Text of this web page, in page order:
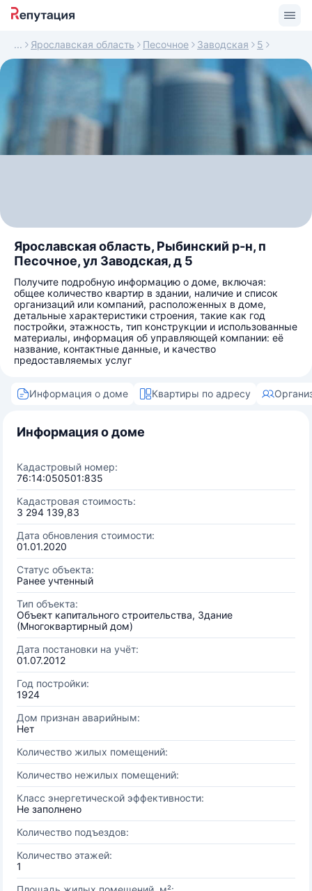
Ярославская область Песочное Заводская 5
Ярославская область, Рыбинский р-н, п
Песочное, ул Заводская, д 5
Получите подробную информацию о доме, включая:
общее количество квартир в здании, наличие и список
организаций или компаний, расположенных в доме,
детальные характеристики строения, такие как год
постройки, этажность, тип конструкции и использованные
материалы, информация об управляющей компании: её
название, контактные данные, и качество
предоставляемых услуг
Информация о доме Квартиры по адресу
Информация о доме
Кадастровый номер:
76:14:050501:835
Кадастровая стоимость:
3 294 139,83
Дата обновления стоимости:
01.01.2020
Статус объекта:
Ранее учтенный
Тип объекта:
Объект капитального строительства, Здание
(Многоквартирный дом)
Дата постановки на учёт:
01.07.2012
Год постройки:
1924
Дом признан аварийным:
Нет
Количество жилых помещений:
Количество нежилых помещений:
Класс энергетической эффективности:
Не заполнено
Количество подъездов:
Количество этажей:
1